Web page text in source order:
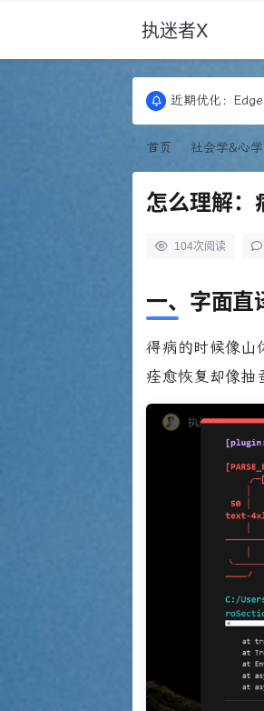
执迷者X
更新：Puock ➡
近期优化：
更新：Puock ➡
近期优化：
首页 社会学&心学
怎么理解：
104次阅读
一、字面直
得病的时候像山
痊愈恢复却像抽